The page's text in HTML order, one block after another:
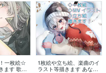
一枚絵☆
ます 歌っ
1枚絵や立ち絵、楽曲のイ
ラスト等描きます あなた